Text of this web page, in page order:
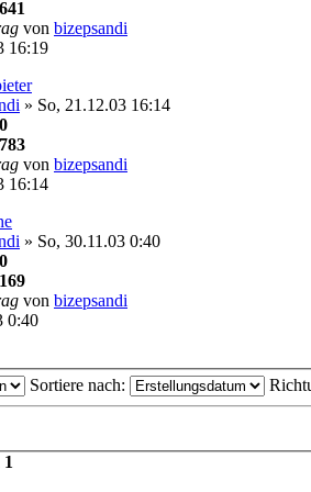
von bizepsandi
16:19
» So, 21.12.03 16:14
0
von bizepsandi
16:14
» So, 30.11.03 0:40
0
von bizepsandi
0:40
Sortiere nach:
1